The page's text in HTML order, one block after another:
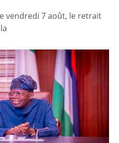
vendredi 7 août, le retrait